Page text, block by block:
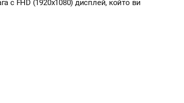
с FHD (1920x1080) дисплей, който ви